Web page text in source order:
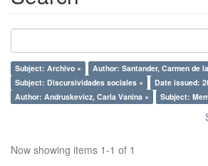
Subject: Archivo ×
Author: Santander, Carmen de
Subject: Discursividades sociales ×
Date issued:
Author: Andruskevicz, Carla Vanina ×
Subject:
Now showing items 1-1 of 1